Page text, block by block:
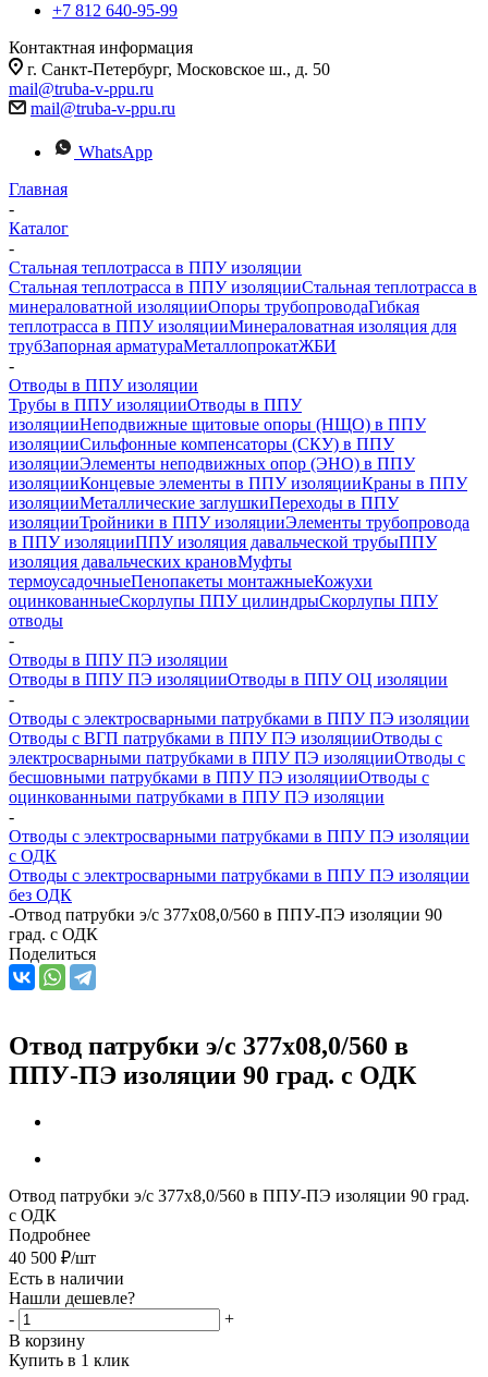
+7 812 640-95-99
Контактная информация
г. Санкт-Петербург, Московское ш., д. 50
mail@truba-v-ppu.ru
mail@truba-v-ppu.ru
WhatsApp
Главная
-
Каталог
-
Стальная теплотрасса в ППУ изоляции
Стальная теплотрасса в ППУ изоляцииСтальная теплотрасса в
минераловатной изоляцииОпоры трубопроводаГибкая
теплотрасса в ППУ изоляцииМинераловатная изоляция для
трубЗапорная арматураМеталлопрокатЖБИ
-
Отводы в ППУ изоляции
Трубы в ППУ изоляцииОтводы в ППУ
изоляцииНеподвижные щитовые опоры (НЩО) в ППУ
изоляцииCильфонные компенсаторы (СКУ) в ППУ
изоляцииЭлементы неподвижных опор (ЭНО) в ППУ
изоляцииКонцевые элементы в ППУ изоляцииКраны в ППУ
изоляцииМеталлические заглушкиПереходы в ППУ
изоляцииТройники в ППУ изоляцииЭлементы трубопровода
в ППУ изоляцииППУ изоляция давальческой трубыППУ
изоляция давальческих крановМуфты
термоусадочныеПенопакеты монтажныеКожухи
оцинкованныеСкорлупы ППУ цилиндрыСкорлупы ППУ
отводы
-
Отводы в ППУ ПЭ изоляции
Отводы в ППУ ПЭ изоляцииОтводы в ППУ ОЦ изоляции
-
Отводы с электросварными патрубками в ППУ ПЭ изоляции
Отводы с ВГП патрубками в ППУ ПЭ изоляцииОтводы с
электросварными патрубками в ППУ ПЭ изоляцииОтводы с
бесшовными патрубками в ППУ ПЭ изоляцииОтводы с
оцинкованными патрубками в ППУ ПЭ изоляции
-
Отводы с электросварными патрубками в ППУ ПЭ изоляции
с ОДК
Отводы с электросварными патрубками в ППУ ПЭ изоляции
без ОДК
-Отвод патрубки э/с 377х08,0/560 в ППУ-ПЭ изоляции 90
град. с ОДК
Поделиться
Отвод патрубки э/с 377х08,0/560 в
ППУ-ПЭ изоляции 90 град. с ОДК
Отвод патрубки э/с 377х8,0/560 в ППУ-ПЭ изоляции 90 град.
с ОДК
Подробнее
40 500 ₽/шт
Есть в наличии
Нашли дешевле?
-
+
В корзину
Купить в 1 клик